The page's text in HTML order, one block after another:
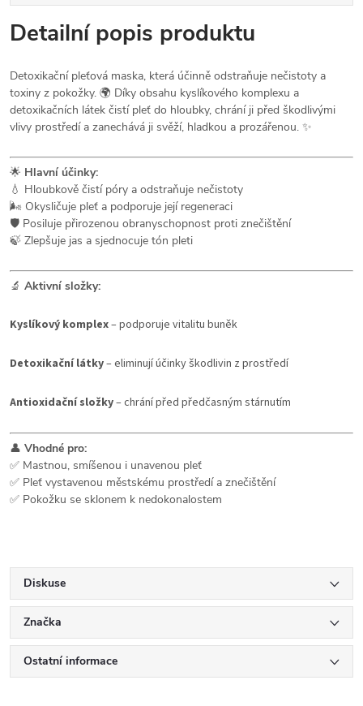
Detailní popis produktu
Detoxikační pleťová maska, která účinně odstraňuje nečistoty a
toxiny z pokožky. 🌍 Díky obsahu kyslíkového komplexu a
detoxikačních látek čistí pleť do hloubky, chrání ji před škodlivými
vlivy prostředí a zanechává ji svěží, hladkou a prozářenou. ✨
🌟 Hlavní účinky:
💧 Hloubkově čistí póry a odstraňuje nečistoty
🌬️ Okysličuje pleť a podporuje její regeneraci
🛡️ Posiluje přirozenou obranyschopnost proti znečištění
🍃 Zlepšuje jas a sjednocuje tón pleti
🔬 Aktivní složky:
Kyslíkový komplex– podporuje vitalitu buněk
Detoxikační látky– eliminují účinky škodlivin z prostředí
Antioxidační složky– chrání před předčasným stárnutím
👤 Vhodné pro:
✅ Mastnou, smíšenou i unavenou pleť
✅ Pleť vystavenou městskému prostředí a znečištění
✅ Pokožku se sklonem k nedokonalostem
Diskuse
Značka
Ostatní informace